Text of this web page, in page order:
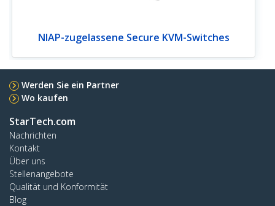
NIAP-zugelassene Secure KVM-Switches
Werden Sie ein Partner
Wo kaufen
StarTech.com
Nachrichten
Kontakt
Über uns
Stellenangebote
Qualität und Konformität
Blog